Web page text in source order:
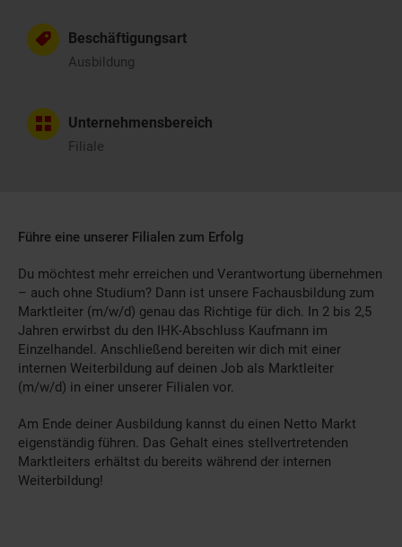
Beschäftigungsart
Ausbildung
Unternehmensbereich
Filiale
Führe eine unserer Filialen zum Erfolg
Du möchtest mehr erreichen und Verantwortung übernehmen
– auch ohne Studium? Dann ist unsere Fachausbildung zum
Marktleiter (m/w/d) genau das Richtige für dich. In 2 bis 2,5
Jahren erwirbst du den IHK-Abschluss Kaufmann im
Einzelhandel. Anschließend bereiten wir dich mit einer
internen Weiterbildung auf deinen Job als Marktleiter
(m/w/d) in einer unserer Filialen vor.
Am Ende deiner Ausbildung kannst du einen Netto Markt
eigenständig führen. Das Gehalt eines stellvertretenden
Marktleiters erhältst du bereits während der internen
Weiterbildung!